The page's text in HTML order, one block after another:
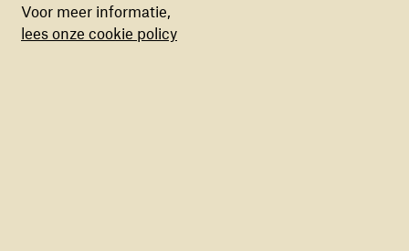
maat gemaakte inhoud aan te bieden op basis
van surfgedrag binnen de website. Deze
Voor meer informatie,
lees onze cookie policy